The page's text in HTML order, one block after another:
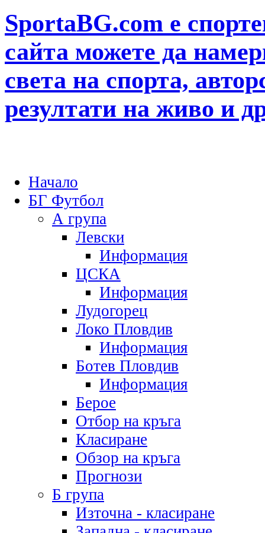
SportaBG.com е
сайта можете да
света на спорта,
резултати на живо и
Начало
БГ Футбол
А група
Левски
Информация
ЦСКА
Информация
Лудогорец
Локо Пловдив
Информация
Ботев Пловдив
Информация
Берое
Отбор на кръга
Класиране
Обзор на кръга
Прогнози
Б група
Източна - класиране